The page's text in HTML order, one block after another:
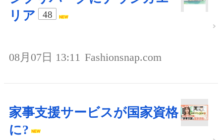
リア
48
08月07日 13:11 Fashionsnap.com
家事支援サービスが国家資格
に?